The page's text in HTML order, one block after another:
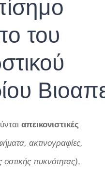
του
απεικονιστικές
ακτινογραφίες,
οστικής πυκνότητας),